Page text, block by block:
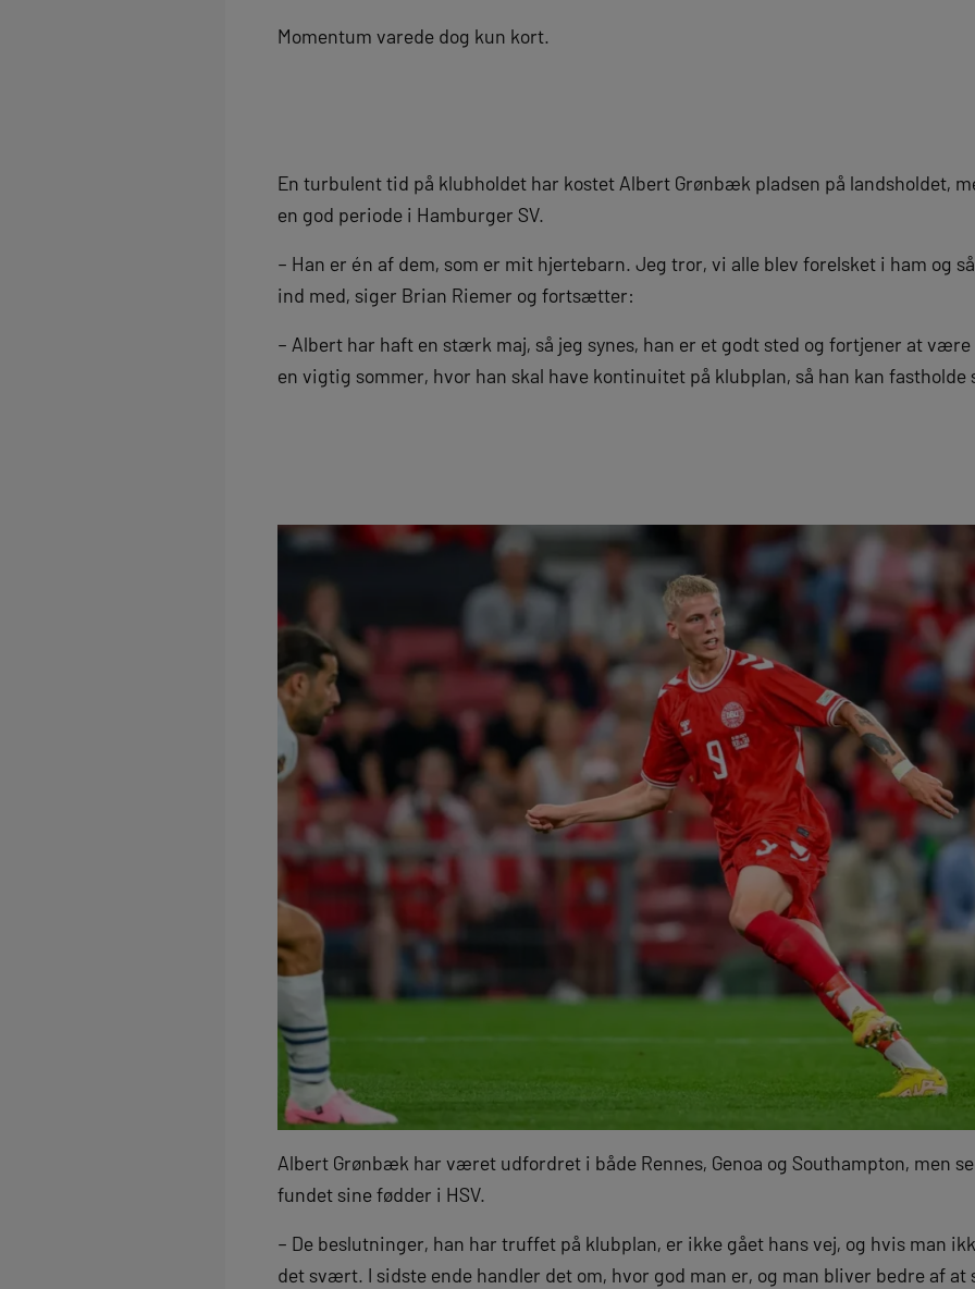
Momentum varede dog kun kort.
En turbulent tid på klubholdet har kostet Albert Grønbæk pladsen på landsholdet,
en god periode i Hamburger SV.
– Han er én af dem, som er mit hjertebarn. Jeg tror, vi alle blev forelsket i ham og
ind med, siger Brian Riemer og fortsætter:
– Albert har haft en stærk maj, så jeg synes, han er et godt sted og fortjener at
en vigtig sommer, hvor han skal have kontinuitet på klubplan, så han kan fastholde
Albert Grønbæk har været udfordret i både Rennes, Genoa og Southampton, men
fundet sine fødder i HSV.
– De beslutninger, han har truffet på klubplan, er ikke gået hans vej, og hvis man
det svært. I sidste ende handler det om, hvor god man er, og man bliver bedre af at